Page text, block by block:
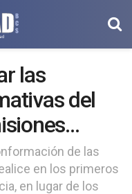
las
del
de las
en los primeros
en lugar de los